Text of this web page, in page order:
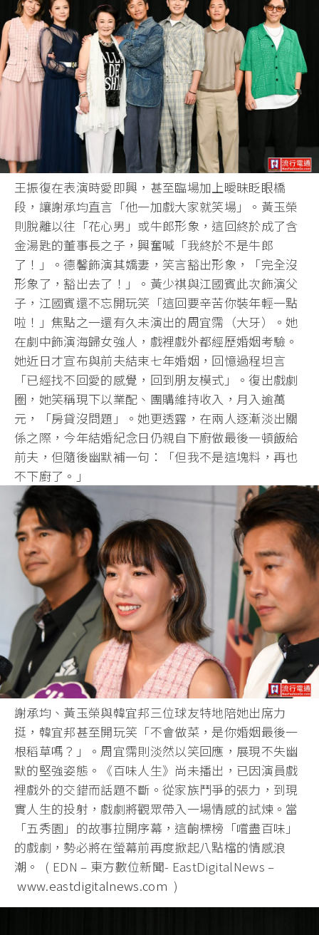
王振復在表演時愛即興，甚至臨場加上曖昧眨眼橋
段，讓謝承均直言「他一加戲大家就笑場」。黃玉榮
則脫離以往「花心男」或牛郎形象，這回終於成了含
金湯匙的董事長之子，興奮喊「我終於不是牛郎
了！」。德馨飾演其嬌妻，笑言豁出形象，「完全沒
形象了，豁出去了！」。黃少祺與江國賓此次飾演父
子，江國賓還不忘開玩笑「這回要辛苦你裝年輕一點
啦！」焦點之一還有久未演出的周宜霈（大牙）。她
在劇中飾演海歸女強人，戲裡戲外都經歷婚姻考驗。
她近日才宣布與前夫結束七年婚姻，回憶過程坦言
「已經找不回愛的感覺，回到朋友模式」。復出戲劇
圈，她笑稱現下以業配、團購維持收入，月入逾萬
元，「房貸沒問題」。她更透露，在兩人逐漸淡出關
係之際，今年結婚紀念日仍親自下廚做最後一頓飯給
前夫，但隨後幽默補一句：「但我不是這塊料，再也
不下廚了。」
謝承均、黃玉榮與韓宜邦三位球友特地陪她出席力
挺，韓宜邦甚至開玩笑「不會做菜，是你婚姻最後一
根稻草嗎？」。周宜霈則淡然以笑回應，展現不失幽
默的堅強姿態。《百味人生》尚未播出，已因演員戲
裡戲外的交錯而話題不斷。從家族鬥爭的張力，到現
實人生的投射，戲劇將觀眾帶入一場情感的試煉。當
「五秀園」的故事拉開序幕，這齣標榜「嚐盡百味」
的戲劇，勢必將在螢幕前再度掀起八點檔的情感浪
潮。 ( EDN – 東方數位新聞- EastDigitalNews –
www.eastdigitalnews.com )